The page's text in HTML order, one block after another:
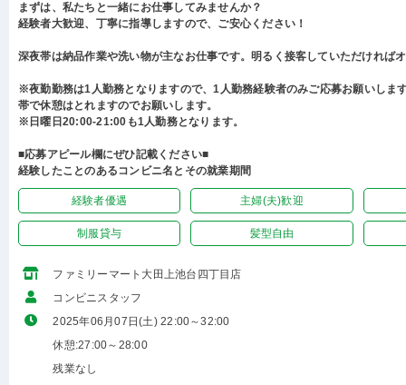
まずは、私たちと一緒にお仕事してみませんか？
経験者大歓迎、丁寧に指導しますので、ご安心ください！
深夜帯は納品作業や洗い物が主なお仕事です。明るく接客していただければ
※夜勤勤務は1人勤務となりますので、1人勤務経験者のみご応募お願いしま
帯で休憩はとれますのでお願いします。
※日曜日20:00-21:00も1人勤務となります。
■応募アピール欄にぜひ記載ください■
経験したことのあるコンビニ名とその就業期間
経験者優遇 主婦(夫)歓迎
制服貸与 髪型自由
ファミリーマート大田上池台四丁目店
コンビニスタッフ
2025年06月07日(土) 22:00～32:00
休憩:27:00～28:00
残業なし